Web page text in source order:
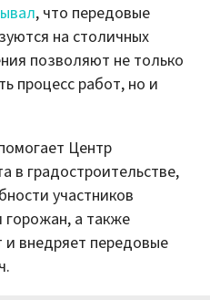
, что передовые
на столичных
позволяют не только
процесс работ, но и
Центр
в градостроительстве,
участников
горожан, а также
и внедряет передовые